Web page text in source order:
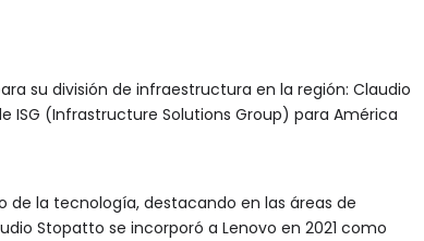
su división de infraestructura en la región: Claudio
ISG (Infrastructure Solutions Group) para América
la tecnología, destacando en las áreas de
Stopatto se incorporó a Lenovo en 2021 como